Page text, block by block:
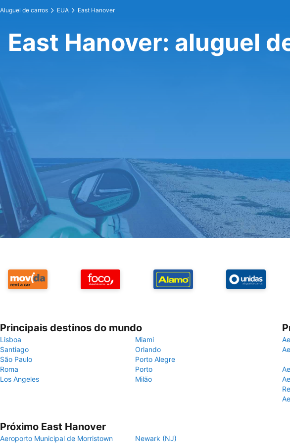
Aluguel de carros EUA East Hanover
East Hanover: aluguel
Principais destinos do mundo
Lisboa
Miami
Santiago
Orlando
São Paulo
Porto Alegre
Roma
Porto
Los Angeles
Milão
Próximo East Hanover
Aeroporto Municipal de Morristown Newark (NJ)